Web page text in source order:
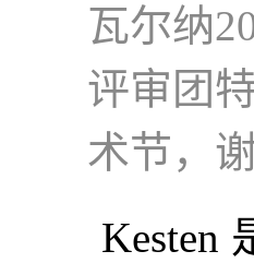
瓦尔纳
评审团
术节，
Kesten